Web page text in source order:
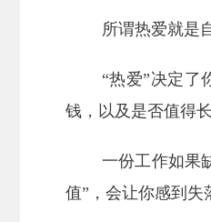
所谓热爱就是
“热爱”决定了
钱，以及是否值得长
一份工作如果
值”，会让你感到失